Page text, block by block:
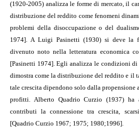
(1920-2005) analizza le forme di mercato, il
distribuzione del reddito come fenomeni
problemi della disoccupazione o del
1974]. A Luigi Pasinetti (1930) si deve la
divenuto noto nella letteratura economica
[Pasinetti 1974]. Egli analizza le condizioni di
dimostra come la distribuzione del reddito e il
tale crescita dipendono solo dalla propensione
profitti. Alberto Quadrio Curzio (1937) ha
contributi la connessione tra crescita,
[Quadrio Curzio 1967; 1975; 1980;1996].